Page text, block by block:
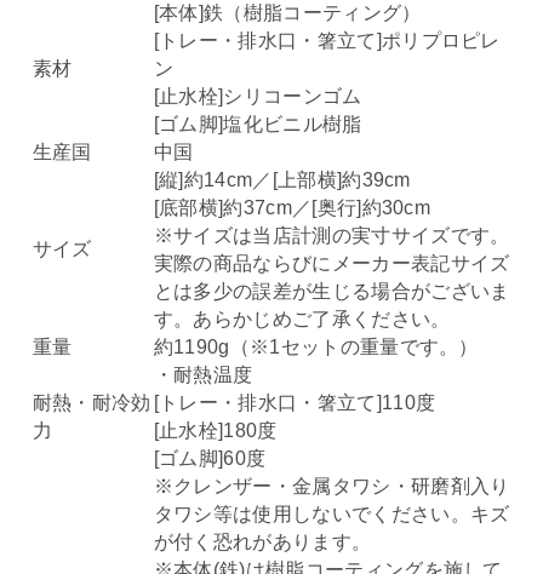
素材
[本体]鉄（樹脂コーティング）
[トレー・排水口・箸立て]ポリプロピレ
ン
[止水栓]シリコーンゴム
[ゴム脚]塩化ビニル樹脂
生産国
中国
サイズ
[縦]約14cm／[上部横]約39cm
[底部横]約37cm／[奥行]約30cm
※サイズは当店計測の実寸サイズです。
実際の商品ならびにメーカー表記サイズ
とは多少の誤差が生じる場合がございま
す。あらかじめご了承ください。
重量
約1190g（※1セットの重量です。）
耐熱・耐冷効
力
・耐熱温度
[トレー・排水口・箸立て]110度
[止水栓]180度
[ゴム脚]60度
※クレンザー・金属タワシ・研磨剤入り
タワシ等は使用しないでください。キズ
が付く恐れがあります。
※本体(鉄)は樹脂コーティングを施して